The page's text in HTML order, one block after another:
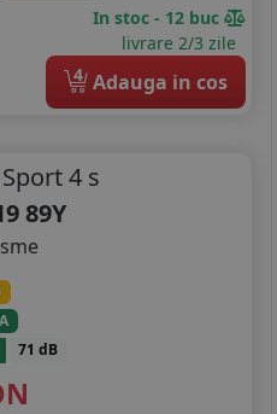
In stoc - 12 buc
livrare 2/3 zile
4 Adauga in cos
Sport 4 s
89Y
A
71 dB